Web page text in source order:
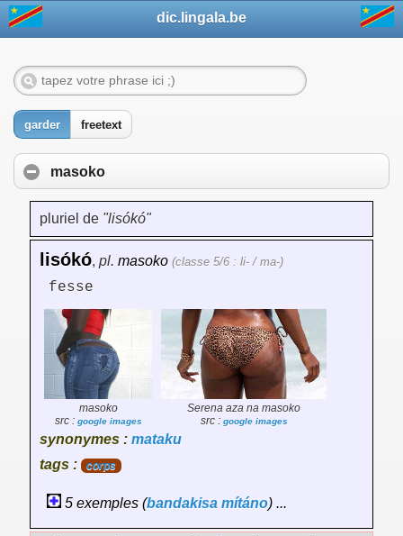
dic.lingala.be
garder freetext
masoko
pluriel de "lisókó"
lisókó, pl. masoko (classe 5/6 : li- / ma-)
fesse
masoko
src : google images
Serena aza na masoko
src : google images
synonymes : mataku
tags :
corps
5 exemples (bandakisa mítáno) ...